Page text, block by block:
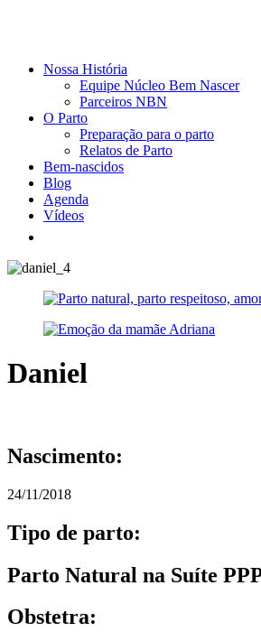
Nossa História
Equipe Núcleo Bem Nascer
Parceiros NBN
O Parto
Preparação para o parto
Relatos de Parto
Bem-nascidos
Blog
Agenda
Vídeos
Daniel
Nascimento:
24/11/2018
Tipo de parto:
Parto Natural na Suíte
Obstetra: